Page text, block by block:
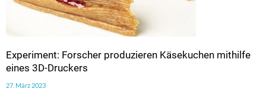
Experiment: Forscher produzieren Käsekuchen mithilfe
eines 3D-Druckers
27. März 2023